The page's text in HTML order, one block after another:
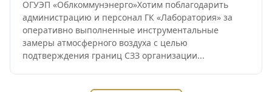
ОГУЭП «Облкоммунэнерго»Хотим поблагодарить
администрацию и персонал ГК «Лаборатория» за
оперативно выполненные инструментальные
замеры атмосферного воздуха с целью
подтверждения границ СЗЗ организации...